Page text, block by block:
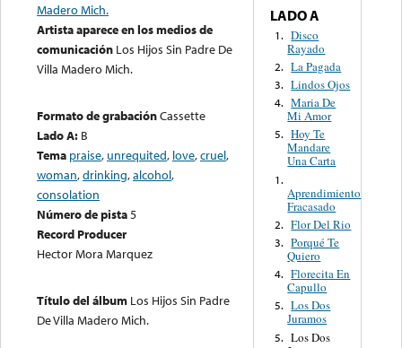
Madero Mich.
Artista aparece en los medios de
comunicación Los Hijos Sin Padre De
Villa Madero Mich.
Formato de grabaciónCassette
Lado A: B
Tema praise, unrequited, love,cruel,
woman,drinking,alcohol,
consolation
Número de pista5
Record Producer
Hector Mora Marquez
Título del álbum Los Hijos Sin Padre
De Villa Madero Mich.
LADO A
1. Disco
Rayado
2. La Pagada
3. Lindos Ojos
4. Maria De
Mi Amor
5. Hoy Te
Mandare
Una Carta
1.
Aprendimiento
Fracasado
2. Flor Del Rio
3. Porqué Te
Quiero
4. Florecita En
Capullo
5. Los Dos
Juramos
5. Los Dos